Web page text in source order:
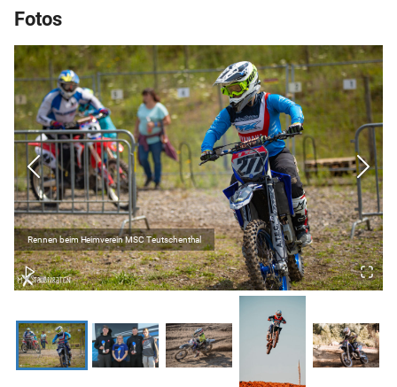
Fotos
Rennen beim Heimverein MSC Teutschenthal